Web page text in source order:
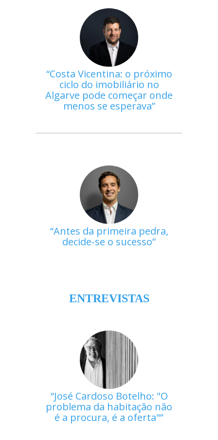
Costa Vicentina: o próximo
ciclo do imobiliário no
Algarve pode começar onde
menos se esperava
Antes da primeira pedra,
decide-se o sucesso
ENTREVISTAS
José Cardoso Botelho: "O
problema da habitação não
é a procura, é a oferta"